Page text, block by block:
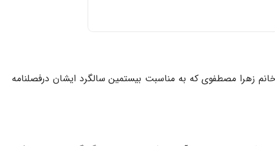
خانم زهرا مصطفوی که به مناسبت بیستمین سالگرد ایشان درفصلنامه